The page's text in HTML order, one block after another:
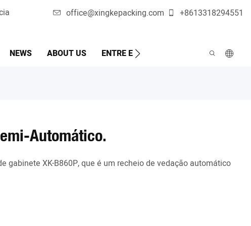
office@xingkepacking.com +8613318294551
NEWS ABOUT US ENTRE EM CONTATO CONOSCO
Automático.
gabinete XK-B860P, que é um recheio de vedação automático